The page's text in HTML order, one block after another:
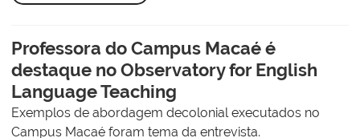
Professora do Campus Macaé é
destaque no Observatory for English
Language Teaching
Exemplos de abordagem decolonial executados no
Campus Macaé foram tema da entrevista.